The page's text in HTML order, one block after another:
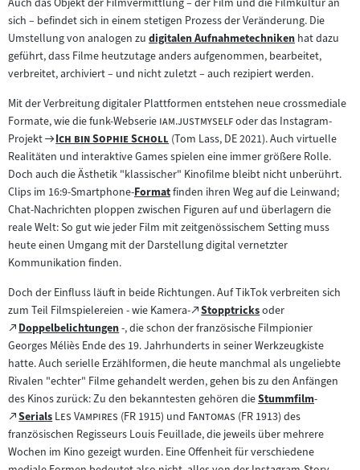
sich – befindet sich in einem stetigen Prozess der Veränderung. Die
Umstellung von analogen zu Zum
Inhalt:
digitalen Aufnahmetechniken hat dazu
geführt, dass Filme heutzutage anders aufgenommen, bearbeitet,
verbreitet, archiviert – und nicht zuletzt – auch rezipiert werden.
Mit der Verbreitung digitaler Plattformen entstehen neue crossmediale
Formate, wie die funk-Webserie "iam.justmyself"oder das Instagram-
Projekt
Zum
Filmarchiv:
"
Ich bin Sophie Scholl "(Tom Lass, DE 2021). Auch virtuelle
Realitäten und interaktive Games spielen eine immer größere Rolle.
Doch auch die Ästhetik "klassischer" Kinofilme bleibt nicht unberührt.
Clips im 16:9-Smartphone-Zum
Inhalt:
Formatfinden ihren Weg auf die Leinwand;
Chat-Nachrichten ploppen zwischen Figuren auf und überlagern die
reale Welt: So gut wie jeder Film mit zeitgenössischem Setting muss
heute einen Umgang mit der Darstellung digital vernetzter
Kommunikation finden.
Doch der Einfluss läuft in beide Richtungen. Auf TikTok verbreiten sich
zum Teil Filmspielereien - wie Kamera-
Zum
externen
Inhalt:
Stopptricks
(öffnet
im
neuen
Tab)
oder
Zum
externen
Inhalt:
Doppelbelichtungen
(öffnet
im
neuen
Tab)
-, die schon der französische Filmpionier
Georges Méliès Ende des 19. Jahrhunderts in seiner Werkzeugkiste
hatte. Auch serielle Erzählformen, die heute manchmal als ungeliebte
Rivalen "echter" Filme gehandelt werden, gehen bis zu den Anfängen
des Kinos zurück: Zu den bekanntesten gehören dieZum
Inhalt:
Stummfilm-
Zum
externen
Inhalt:
Serials
(öffnet
im
neuen
"Les Vampires "(FR 1915) und "
Fantomas "(FR 1913) des
französischen Regisseurs Louis Feuillade, die jeweils über mehrere
Wochen im Kino gezeigt wurden. Eine Offenheit für verschiedene